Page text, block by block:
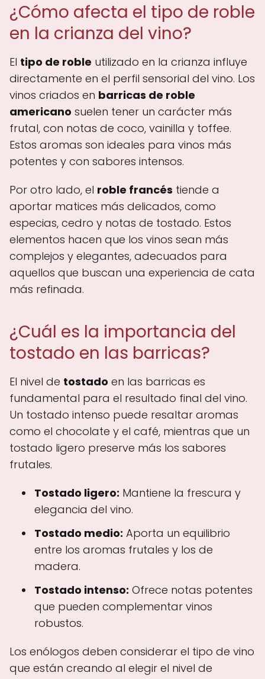
¿Cómo afecta el tipo de roble
en la crianza del vino?
El tipo de roble utilizado en la crianza influye
directamente en el perfil sensorial del vino. Los
vinos criados en barricas de roble
americano suelen tener un carácter más
frutal, con notas de coco, vainilla y toffee.
Estos aromas son ideales para vinos más
potentes y con sabores intensos.
Por otro lado, el roble francés tiende a
aportar matices más delicados, como
especias, cedro y notas de tostado. Estos
elementos hacen que los vinos sean más
complejos y elegantes, adecuados para
aquellos que buscan una experiencia de cata
más refinada.
¿Cuál es la importancia del
tostado en las barricas?
El nivel de tostado en las barricas es
fundamental para el resultado final del vino.
Un tostado intenso puede resaltar aromas
como el chocolate y el café, mientras que un
tostado ligero preserve más los sabores
frutales.
Tostado ligero: Mantiene la frescura y
elegancia del vino.
Tostado medio: Aporta un equilibrio
entre los aromas frutales y los de
madera.
Tostado intenso: Ofrece notas potentes
que pueden complementar vinos
robustos.
Los enólogos deben considerar el tipo de vino
que están creando al elegir el nivel de